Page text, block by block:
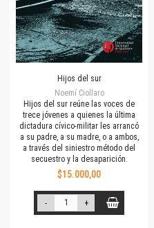
Hijos del sur
Noemí Ciollaro
Hijos del sur reúne las voces de
trece jóvenes a quienes la última
dictadura cívico-militar les arrancó
a su padre, a su madre, o a ambos,
a través del siniestro método del
secuestro y la desaparición.
$15.000,00
- +